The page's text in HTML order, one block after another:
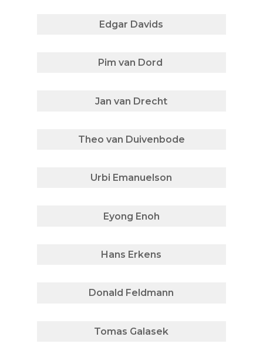
Edgar Davids
Pim van Dord
Jan van Drecht
Theo van Duivenbode
Urbi Emanuelson
Eyong Enoh
Hans Erkens
Donald Feldmann
Tomas Galasek